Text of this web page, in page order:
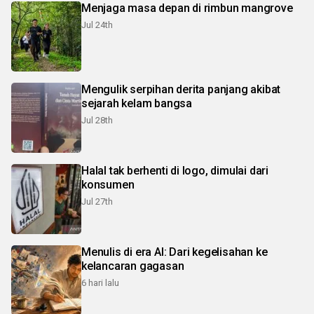
Menjaga masa depan di rimbun mangrove
Jul 24th
Mengulik serpihan derita panjang akibat
sejarah kelam bangsa
Jul 28th
Halal tak berhenti di logo, dimulai dari
konsumen
Jul 27th
Menulis di era AI: Dari kegelisahan ke
kelancaran gagasan
6 hari lalu